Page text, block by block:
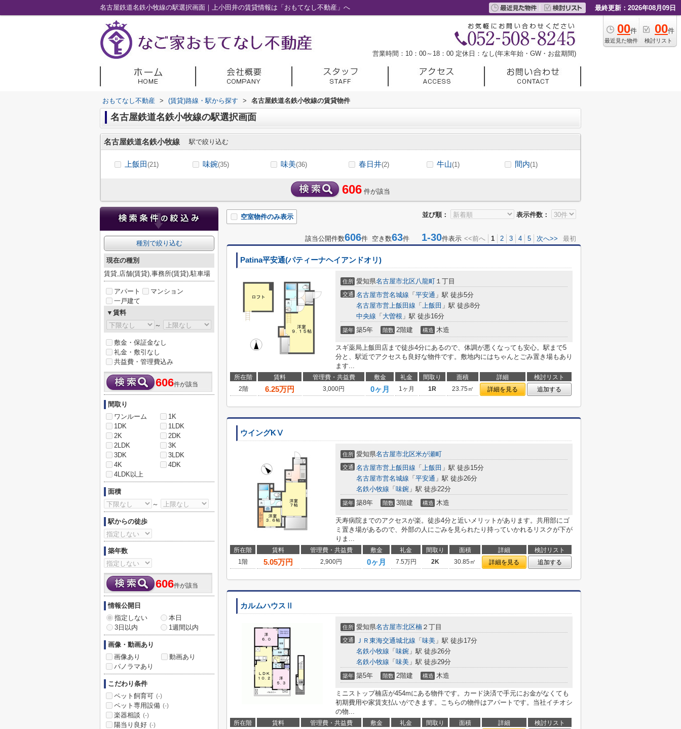
名古屋鉄道名鉄小牧線の駅選択画面｜上小田井の賃貸情報は「おもてなし不動産」へ 最終更新：2026年08月09日
00件
最近見た物件
00件
検討リスト
営業時間：10：00～18：00 定休日：なし(年末年始・GW・お盆期間)
おもてなし不動産 > (賃貸)路線・駅から探す > 名古屋鉄道名鉄小牧線の賃貸物件
名古屋鉄道名鉄小牧線の駅選択画面
名古屋鉄道名鉄小牧線 駅で絞り込む
上飯田(21) 味鋺(35) 味美(36) 春日井(2) 牛山(1) 間内(1)
606 件が該当
並び順： 表示件数：
空室物件のみ表示
該当公開件数606件 空き数63件 1-30件表示 <<前へ 1 2 3 4 5 次へ>> 最初
Patina平安通(パティーナヘイアンドオリ)
住所 愛知県名古屋市北区八龍町 １丁目
交通 名古屋市営名城線 「 平安通 」駅 徒歩5分
名古屋市営上飯田線 「 上飯田 」駅 徒歩8分
中央線 「 大曽根 」駅 徒歩16分
築年 築5年 階数 2階建 構造 木造
スギ薬局上飯田店まで徒歩4分にあるので、体調が悪くなっても安心。駅まで5
分と、駅近でアクセスも良好な物件です。敷地内にはちゃんとごみ置き場もあり
ます...
所在階 賃料 管理費・共益費 敷金 礼金 間取り 面積 詳細
検討リスト
2階
6.25万円 3,000円 0ヶ月 1ヶ月 1R 23.75㎡ 詳細を見る 追加する
ウイングKⅤ
住所 愛知県名古屋市北区米が瀬町
交通 名古屋市営上飯田線 「 上飯田 」駅 徒歩15分
名古屋市営名城線 「 平安通 」駅 徒歩26分
名鉄小牧線 「 味鋺 」駅 徒歩22分
築年 築8年 階数 3階建 構造 木造
天寿病院までのアクセスが楽。徒歩4分と近いメリットがあります。共用部にゴ
ミ置き場があるので、外部の人にごみを見られたり持っていかれるリスクが下が
りま...
所在階 賃料 管理費・共益費 敷金 礼金 間取り 面積 詳細
検討リスト
1階
5.05万円 2,900円 0ヶ月 7.5万円 2K 30.85㎡ 詳細を見る 追加する
カルムハウスⅡ
住所 愛知県名古屋市北区楠 ２丁目
交通 ＪＲ東海交通城北線 「 味美 」駅 徒歩17分
名鉄小牧線 「 味鋺 」駅 徒歩26分
名鉄小牧線 「 味美 」駅 徒歩29分
築年 築5年 階数 2階建 構造 木造
ミニストップ楠店が454mにある物件です。カード決済で手元にお金がなくても
初期費用や家賃支払いができます。こちらの物件はアパートです。当社イチオシ
の物...
所在階 賃料 管理費・共益費 敷金 礼金 間取り 面積 詳細
検討リスト
種別で絞り込む
現在の種別
賃貸,店舗(賃貸),事務所(賃貸),駐車場
アパート
マンション
一戸建て
▼賃料
～
敷金・保証金なし
礼金・敷引なし
共益費・管理費込み
606件が該当
間取り
ワンルーム
1K
1DK
1LDK
2K
2DK
2LDK
3K
3DK
3LDK
4K
4DK
4LDK以上
面積
～
駅からの徒歩
築年数
606件が該当
情報公開日
指定しない
本日
3日以内
1週間以内
画像・動画あり
画像あり
動画あり
パノラマあり
こだわり条件
ペット飼育可 (-)
ペット専用設備 (-)
楽器相談 (-)
陽当り良好 (-)